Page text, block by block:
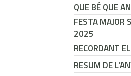
QUE BÉ QUE
FESTA MAJOR
2025
RECORDANT
RESUM DE